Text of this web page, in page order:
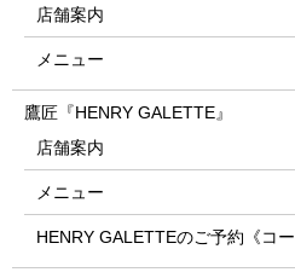
店舗案内
メニュー
鷹匠『HENRY GALETTE』
店舗案内
メニュー
HENRY GALETTEのご予約《コー